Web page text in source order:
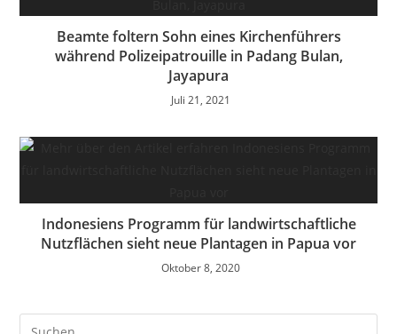
Beamte foltern Sohn eines Kirchenführers
während Polizeipatrouille in Padang Bulan,
Jayapura
Juli 21, 2021
Indonesiens Programm für landwirtschaftliche
Nutzflächen sieht neue Plantagen in Papua vor
Oktober 8, 2020